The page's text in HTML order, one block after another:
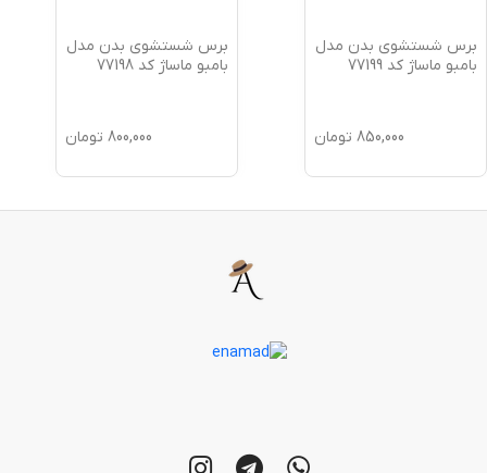
برس شستشوی بدن مدل
بامبو ماساژ کد 77199
850,000 تومان
برس شستشوی بدن مدل
بامبو ماساژ کد 77198
800,000 تومان